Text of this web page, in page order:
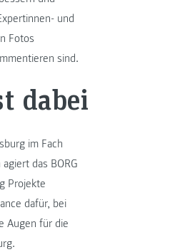
und
Fotos
sind.
dabei
im Fach
das BORG
Projekte
dafür, bei
Augen für die